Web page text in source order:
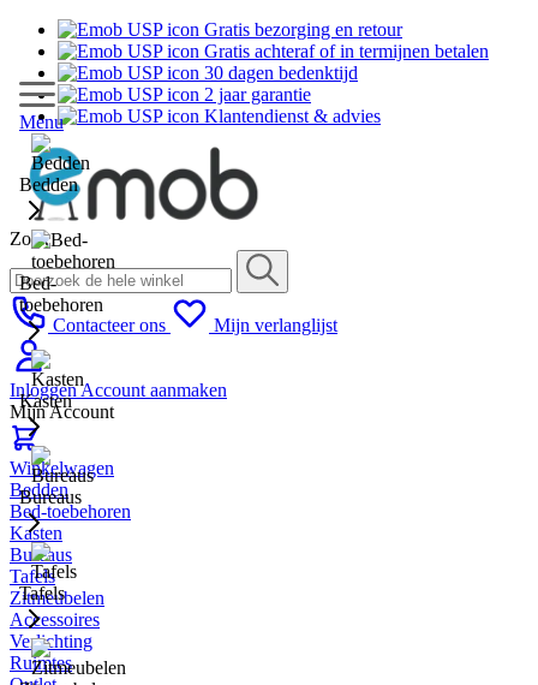
Gratis bezorging en retour
Gratis achteraf of in termijnen betalen
30 dagen bedenktijd
2 jaar garantie
Klantendienst & advies
Zoek
Contacteer ons Mijn verlanglijst
InloggenAccount aanmaken
Mijn Account
Winkelwagen
Menu
Bedden
Bed-
toebehoren
Kasten
Bureaus
Tafels
Bedden
Bed-toebehoren
Kasten
Bureaus
Tafels
Zitmeubelen
Accessoires
Verlichting
Ruimtes